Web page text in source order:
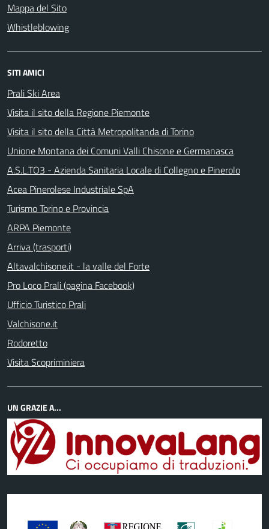
Mappa del Sito
Whistleblowing
SITI AMICI
Prali Ski Area
Visita il sito della Regione Piemonte
Visita il sito della Città Metropolitanda di Torino
Unione Montana dei Comuni Valli Chisone e Germanasca
A.S.L.TO3 - Azienda Sanitaria Locale di Collegno e Pinerolo
Acea Pinerolese Industriale SpA
Turismo Torino e Provincia
ARPA Piemonte
Arriva (trasporti)
Altavalchisone.it - la valle del Forte
Pro Loco Prali (pagina Facebook)
Ufficio Turistico Prali
Valchisone.it
Rodoretto
Visita Scopriminiera
UN GRAZIE A...